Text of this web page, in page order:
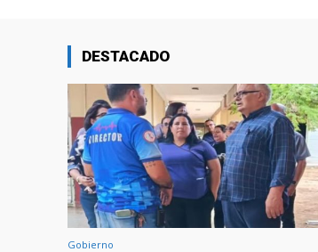
DESTACADO
Gobierno